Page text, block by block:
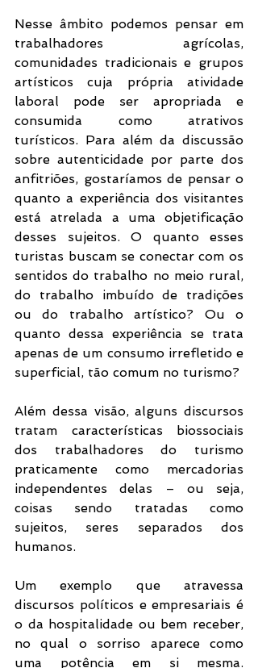
Nesse âmbito podemos pensar em
trabalhadores agrícolas,
comunidades tradicionais e grupos
artísticos cuja própria atividade
laboral pode ser apropriada e
consumida como atrativos
turísticos. Para além da discussão
sobre autenticidade por parte dos
anfitriões, gostaríamos de pensar o
quanto a experiência dos visitantes
está atrelada a uma objetificação
desses sujeitos. O quanto esses
turistas buscam se conectar com os
sentidos do trabalho no meio rural,
do trabalho imbuído de tradições
ou do trabalho artístico? Ou o
quanto dessa experiência se trata
apenas de um consumo irrefletido e
superficial, tão comum no turismo?
Além dessa visão, alguns discursos
tratam características biossociais
dos trabalhadores do turismo
praticamente como mercadorias
independentes delas – ou seja,
coisas sendo tratadas como
sujeitos, seres separados dos
humanos.
Um exemplo que atravessa
discursos políticos e empresariais é
o da hospitalidade ou bem receber,
no qual o sorriso aparece como
uma potência em si mesma.